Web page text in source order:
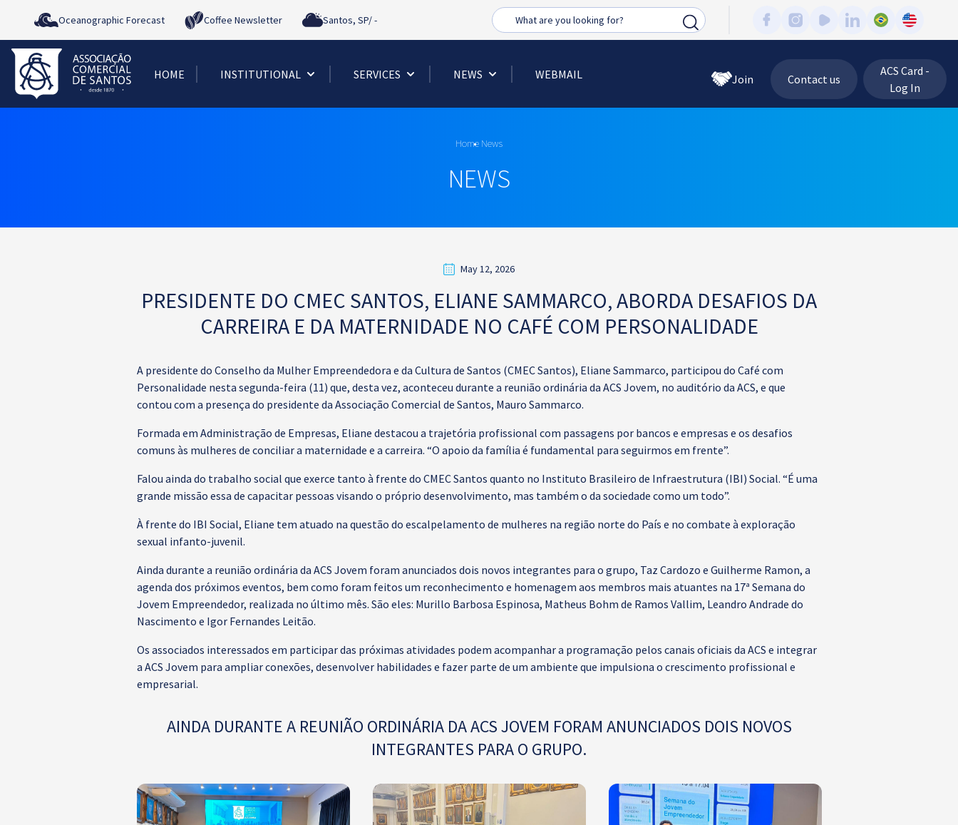
Oceanographic Forecast Coffee Newsletter Santos, SP/- Busca
HOME INSTITUTIONAL SERVICES NEWS WEBMAIL Join Contact us
ACS Card -
Log In
Home News
NEWS
May 12, 2026
PRESIDENTE DO CMEC SANTOS, ELIANE SAMMARCO, ABORDA DESAFIOS DA
CARREIRA E DA MATERNIDADE NO CAFÉ COM PERSONALIDADE
A presidente do Conselho da Mulher Empreendedora e da Cultura de Santos (CMEC Santos), Eliane Sammarco, participou do Café com
Personalidade nesta segunda-feira (11) que, desta vez, aconteceu durante a reunião ordinária da ACS Jovem, no auditório da ACS, e que
contou com a presença do presidente da Associação Comercial de Santos, Mauro Sammarco.
Formada em Administração de Empresas, Eliane destacou a trajetória profissional com passagens por bancos e empresas e os desafios
comuns às mulheres de conciliar a maternidade e a carreira. “O apoio da família é fundamental para seguirmos em frente”.
Falou ainda do trabalho social que exerce tanto à frente do CMEC Santos quanto no Instituto Brasileiro de Infraestrutura (IBI) Social. “É uma
grande missão essa de capacitar pessoas visando o próprio desenvolvimento, mas também o da sociedade como um todo”.
À frente do IBI Social, Eliane tem atuado na questão do escalpelamento de mulheres na região norte do País e no combate à exploração
sexual infanto-juvenil.
Ainda durante a reunião ordinária da ACS Jovem foram anunciados dois novos integrantes para o grupo, Taz Cardozo e Guilherme Ramon, a
agenda dos próximos eventos, bem como foram feitos um reconhecimento e homenagem aos membros mais atuantes na 17ª Semana do
Jovem Empreendedor, realizada no último mês. São eles: Murillo Barbosa Espinosa, Matheus Bohm de Ramos Vallim, Leandro Andrade do
Nascimento e Igor Fernandes Leitão.
Os associados interessados em participar das próximas atividades podem acompanhar a programação pelos canais oficiais da ACS e integrar
a ACS Jovem para ampliar conexões, desenvolver habilidades e fazer parte de um ambiente que impulsiona o crescimento profissional e
empresarial.
AINDA DURANTE A REUNIÃO ORDINÁRIA DA ACS JOVEM FORAM ANUNCIADOS DOIS NOVOS
INTEGRANTES PARA O GRUPO.